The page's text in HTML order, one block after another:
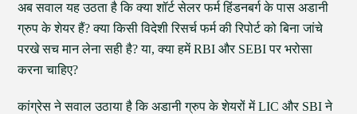
अब सवाल यह उठता है कि क्या शॉर्ट सेलर फर्म हिंडनबर्ग के पास अडानी
ग्रुप के शेयर हैं? क्या किसी विदेशी रिसर्च फर्म की रिपोर्ट को बिना जांचे
परखे सच मान लेना सही है? या, क्या हमें RBI और SEBI पर भरोसा
करना चाहिए?
कांग्रेस ने सवाल उठाया है कि अडानी ग्रुप के शेयरों में LIC और SBI ने